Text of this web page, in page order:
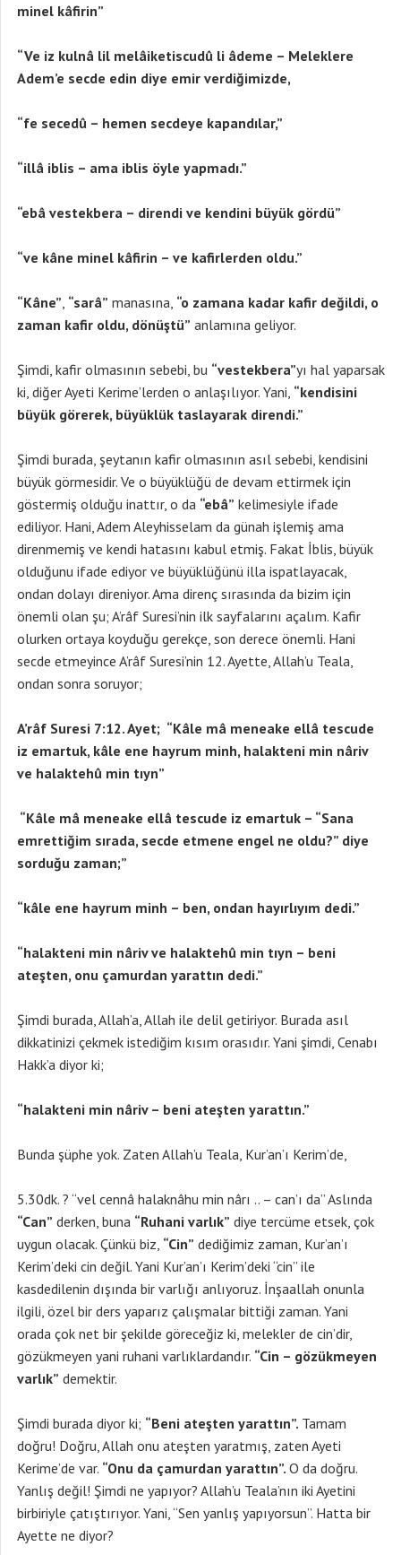
minel kâfirin”
“Ve iz kulnâ lil melâiketiscudû li âdeme – Meleklere
Adem’e secde edin diye emir verdiğimizde,
“fe secedû – hemen secdeye kapandılar,”
“illâ iblis – ama iblis öyle yapmadı.”
“ebâ vestekbera – direndi ve kendini büyük gördü”
“ve kâne minel kâfirin – ve kafirlerden oldu.”
“Kâne”, “sarâ” manasına, “o zamana kadar kafir değildi, o
zaman kafir oldu, dönüştü” anlamına geliyor.
Şimdi, kafir olmasının sebebi, bu “vestekbera”yı hal yaparsak
ki, diğer Ayeti Kerime’lerden o anlaşılıyor. Yani, “kendisini
büyük görerek, büyüklük taslayarak direndi.”
Şimdi burada, şeytanın kafir olmasının asıl sebebi, kendisini
büyük görmesidir. Ve o büyüklüğü de devam ettirmek için
göstermiş olduğu inattır, o da “ebâ” kelimesiyle ifade
ediliyor. Hani, Adem Aleyhisselam da günah işlemiş ama
direnmemiş ve kendi hatasını kabul etmiş. Fakat İblis, büyük
olduğunu ifade ediyor ve büyüklüğünü illa ispatlayacak,
ondan dolayı direniyor. Ama direnç sırasında da bizim için
önemli olan şu; A’râf Suresi’nin ilk sayfalarını açalım. Kafir
olurken ortaya koyduğu gerekçe, son derece önemli. Hani
secde etmeyince A’râf Suresi’nin 12. Ayette, Allah’u Teala,
ondan sonra soruyor;
A’râf Suresi 7:12. Ayet; “Kâle mâ meneake ellâ tescude
iz emartuk, kâle ene hayrum minh, halakteni min nâriv
ve halaktehû min tıyn”
“Kâle mâ meneake ellâ tescude iz emartuk – “Sana
emrettiğim sırada, secde etmene engel ne oldu?” diye
sorduğu zaman;”
“kâle ene hayrum minh – ben, ondan hayırlıyım dedi.”
“halakteni min nâriv ve halaktehû min tıyn – beni
ateşten, onu çamurdan yarattın dedi.”
Şimdi burada, Allah’a, Allah ile delil getiriyor. Burada asıl
dikkatinizi çekmek istediğim kısım orasıdır. Yani şimdi, Cenabı
Hakk’a diyor ki;
“halakteni min nâriv – beni ateşten yarattın.”
Bunda şüphe yok. Zaten Allah’u Teala, Kur’an’ı Kerim’de,
5.30dk. ? “vel cennâ halaknâhu min nârı .. – can’ı da” Aslında
“Can” derken, buna “Ruhani varlık” diye tercüme etsek, çok
uygun olacak. Çünkü biz, “Cin” dediğimiz zaman, Kur’an’ı
Kerim’deki cin değil. Yani Kur’an’ı Kerim’deki “cin” ile
kasdedilenin dışında bir varlığı anlıyoruz. İnşaallah onunla
ilgili, özel bir ders yaparız çalışmalar bittiği zaman. Yani
orada çok net bir şekilde göreceğiz ki, melekler de cin’dir,
gözükmeyen yani ruhani varlıklardandır. “Cin – gözükmeyen
varlık” demektir.
Şimdi burada diyor ki; “Beni ateşten yarattın”. Tamam
doğru! Doğru, Allah onu ateşten yaratmış, zaten Ayeti
Kerime’de var. “Onu da çamurdan yarattın”. O da doğru.
Yanlış değil! Şimdi ne yapıyor? Allah’u Teala’nın iki Ayetini
birbiriyle çatıştırıyor. Yani, “Sen yanlış yapıyorsun”. Hatta bir
Ayette ne diyor?